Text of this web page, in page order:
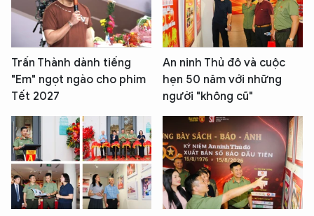
Trấn Thành dành tiếng
"Em" ngọt ngào cho phim
Tết 2027
An ninh Thủ đô và cuộc
hẹn 50 năm với những
người "không cũ"